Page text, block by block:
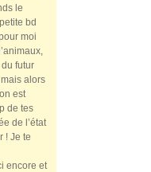
le
bd
moi
futur
alors
est
de tes
de l’état
! Je te
encore et